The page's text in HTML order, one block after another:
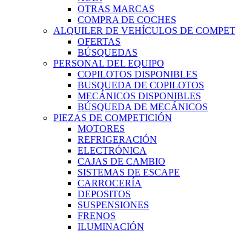
OTRAS MARCAS
COMPRA DE COCHES
ALQUILER DE VEHÍCULOS DE
OFERTAS
BÚSQUEDAS
PERSONAL DEL EQUIPO
COPILOTOS DISPONIBLES
BUSQUEDA DE COPILOTOS
MECÁNICOS DISPONIBLES
BÚSQUEDA DE MECÁNICOS
PIEZAS DE COMPETICIÓN
MOTORES
REFRIGERACIÓN
ELECTRÓNICA
CAJAS DE CAMBIO
SISTEMAS DE ESCAPE
CARROCERÍA
DEPOSITOS
SUSPENSIONES
FRENOS
ILUMINACIÓN